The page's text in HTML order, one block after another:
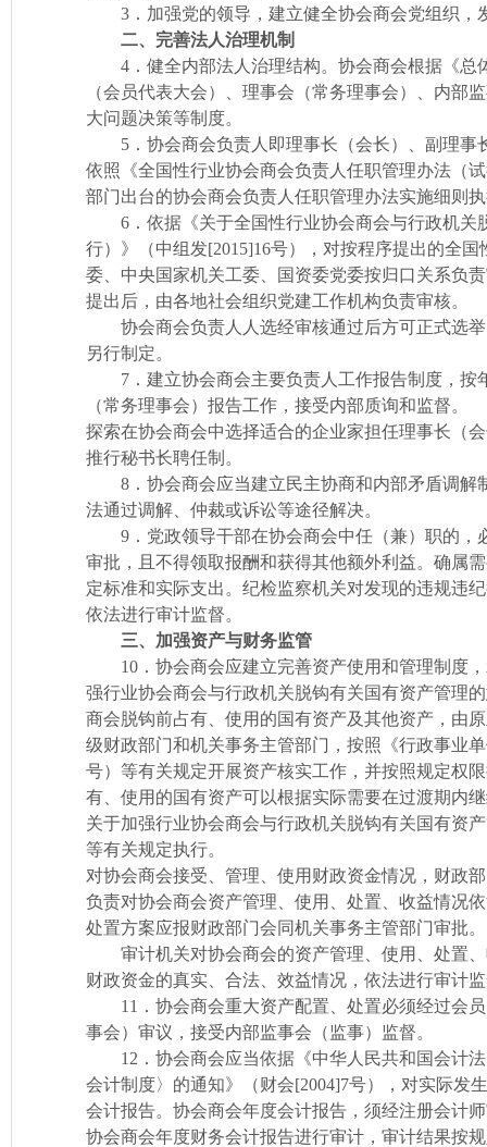
3．加强党的领导，建立健全协会商会党组织，
二、完善法人治理机制
4．健全内部法人治理结构。协会商会根据《总
（会员代表大会）、理事会（常务理事会）、内部
大问题决策等制度。
5．协会商会负责人即理事长（会长）、副理事
依照《全国性行业协会商会负责人任职管理办法（
部门出台的协会商会负责人任职管理办法实施细则
6．依据《关于全国性行业协会商会与行政机关
行）》（中组发[2015]16号），对按程序提出的全
委、中央国家机关工委、国资委党委按归口关系负
提出后，由各地社会组织党建工作机构负责审核。
协会商会负责人人选经审核通过后方可正式选举
另行制定。
7．建立协会商会主要负责人工作报告制度，按
（常务理事会）报告工作，接受内部质询和监督。
探索在协会商会中选择适合的企业家担任理事长（
推行秘书长聘任制。
8．协会商会应当建立民主协商和内部矛盾调解
法通过调解、仲裁或诉讼等途径解决。
9．党政领导干部在协会商会中任（兼）职的，
审批，且不得领取报酬和获得其他额外利益。确属
定标准和实际支出。纪检监察机关对发现的违规违
依法进行审计监督。
三、加强资产与财务监管
10．协会商会应建立完善资产使用和管理制度，
强行业协会商会与行政机关脱钩有关国有资产管理
商会脱钩前占有、使用的国有资产及其他资产，由
级财政部门和机关事务主管部门，按照《行政事业
号）等有关规定开展资产核实工作，并按照规定权
有、使用的国有资产可以根据实际需要在过渡期内
关于加强行业协会商会与行政机关脱钩有关国有资
等有关规定执行。
对协会商会接受、管理、使用财政资金情况，财政
负责对协会商会资产管理、使用、处置、收益情况
处置方案应报财政部门会同机关事务主管部门审批。
审计机关对协会商会的资产管理、使用、处置、
财政资金的真实、合法、效益情况，依法进行审计
11．协会商会重大资产配置、处置必须经过会员
事会）审议，接受内部监事会（监事）监督。
12．协会商会应当依据《中华人民共和国会计法
会计制度〉的通知》（财会[2004]7号），对实际发
会计报告。协会商会年度会计报告，须经注册会计
协会商会年度财务会计报告进行审计，审计结果按